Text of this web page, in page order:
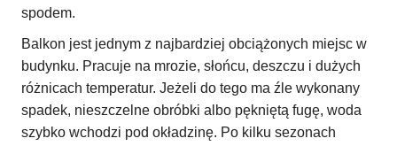
spodem.
Balkon jest jednym z najbardziej obciążonych miejsc w
budynku. Pracuje na mrozie, słońcu, deszczu i dużych
różnicach temperatur. Jeżeli do tego ma źle wykonany
spadek, nieszczelne obróbki albo pękniętą fugę, woda
szybko wchodzi pod okładzinę. Po kilku sezonach